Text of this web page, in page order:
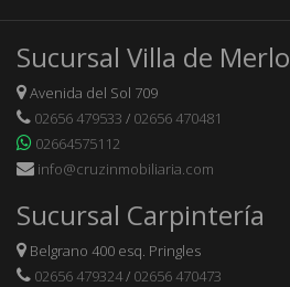
Sucursal Villa de Merlo
Avenida del Sol 709
02656 479533 / 02656 470481
02664575112
info@cruzinmobiliaria.com
Sucursal Carpintería
Belgrano 400 esq. Pringles
02656 479324/ 02656 470473